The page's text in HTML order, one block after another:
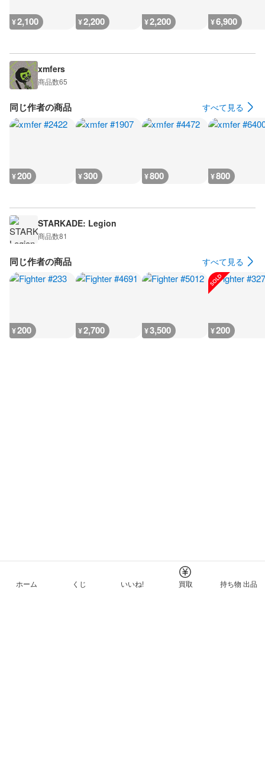
¥2,100 ¥2,200 ¥2,200 ¥6,900
xmfers
商品数65
同じ作者の商品 すべて見る
¥200 ¥300 ¥800 ¥800
STARKADE: Legion
商品数81
同じ作者の商品 すべて見る
¥200 ¥2,700 ¥3,500 ¥200
ホーム くじ いいね! 買取 持ち物 出品